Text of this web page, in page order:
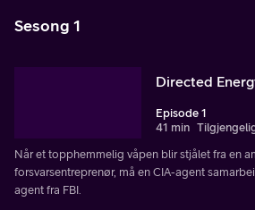
Sesong 1
Directed
Episode 1
41 min
Når et topphemmelig våpen blir stjålet fra en
forsvarsentreprenør, må en CIA-agent
agent fra FBI.